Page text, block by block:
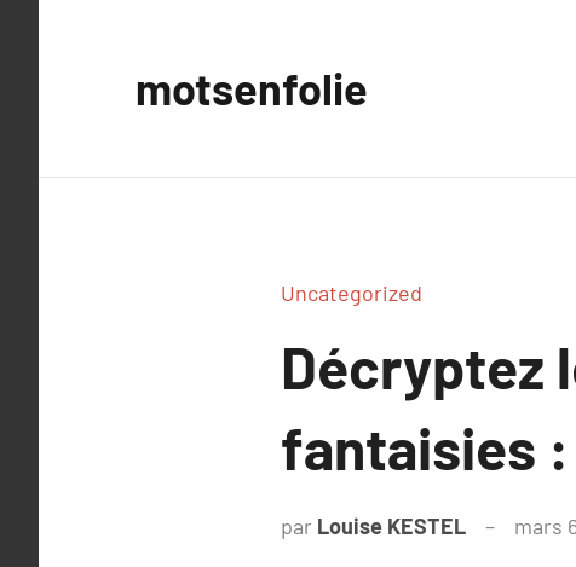
motsenfolie
Uncategorized
Décryptez
fantaisies
par Louise KESTEL mars